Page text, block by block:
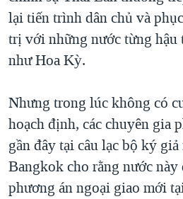
lại tiến trình dân chủ và
trị với những nước từng hậu
như Hoa Kỳ.
Nhưng trong lúc không có
hoạch định, các chuyên gia
gần đây tại câu lạc bộ ký
Bangkok cho rằng nước này
phương án ngoại giao mới